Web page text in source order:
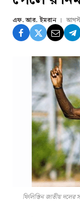
এফ. আর. ইমরান
ফিলিস্তিন জাতীয়